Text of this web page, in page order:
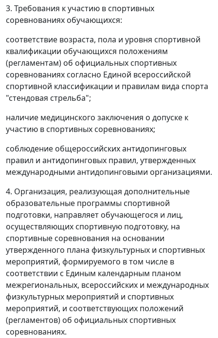
3. Требования к участию в спортивных
соревнованиях обучающихся:
соответствие возраста, пола и уровня спортивной
квалификации обучающихся положениям
(регламентам) об официальных спортивных
соревнованиях согласно Единой всероссийской
спортивной классификации и правилам вида спорта
"стендовая стрельба";
наличие медицинского заключения о допуске к
участию в спортивных соревнованиях;
соблюдение общероссийских антидопинговых
правил и антидопинговых правил, утвержденных
международными антидопинговыми организациями.
4. Организация, реализующая дополнительные
образовательные программы спортивной
подготовки, направляет обучающегося и лиц,
осуществляющих спортивную подготовку, на
спортивные соревнования на основании
утвержденного плана физкультурных и спортивных
мероприятий, формируемого в том числе в
соответствии с Единым календарным планом
межрегиональных, всероссийских и международных
физкультурных мероприятий и спортивных
мероприятий, и соответствующих положений
(регламентов) об официальных спортивных
соревнованиях.